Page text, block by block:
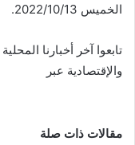
الخميس 2022/10/13.
تابعوا آخر أخبارنا
والإقتصادية عبر
مقالات ذات صلة